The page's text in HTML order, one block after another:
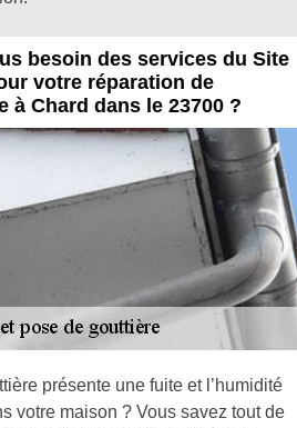
besoin des services du Site
votre réparation de
à Chard dans le 23700 ?
présente une fuite et l’humidité
votre maison ? Vous savez tout de